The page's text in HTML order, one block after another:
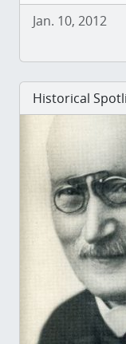
Jan. 10, 2012
Historical